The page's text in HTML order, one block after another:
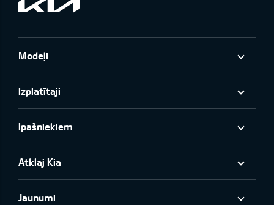
Modeļi
Izplatītāji
Īpašniekiem
Atklāj Kia
Jaunumi